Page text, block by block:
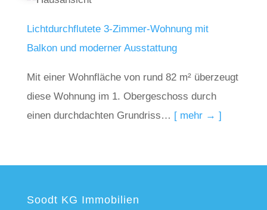
Lichtdurchflutete 3-Zimmer-Wohnung mit
Balkon und moderner Ausstattung
Mit einer Wohnfläche von rund 82 m² überzeugt
diese Wohnung im 1. Obergeschoss durch
einen durchdachten Grundriss… [ mehr → ]
Soodt KG Immobilien